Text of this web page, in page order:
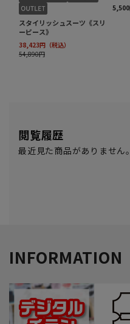
閲覧履歴
最近見た商品がありません。
INFORMATION